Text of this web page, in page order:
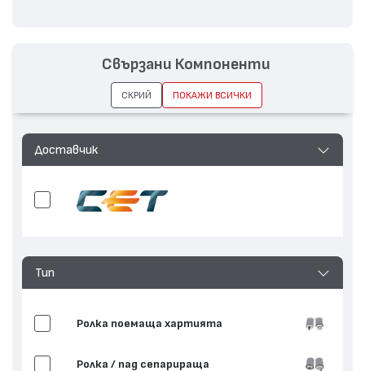
Доставчик
Тип
Ролка поемаща хартията
Ролка / пад сепарираща
Свързани Компоненти
СКРИЙ ПОКАЖИ ВСИЧКИ